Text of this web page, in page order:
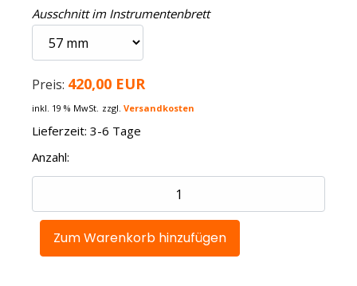
Ausschnitt im Instrumentenbrett
Preis: 420,00 EUR
inkl. 19 % MwSt. zzgl. Versandkosten
Lieferzeit: 3-6 Tage
Anzahl: